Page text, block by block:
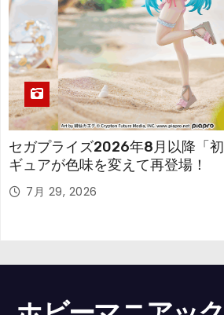
セガプライズ2026年8月以降「
ギュアが色味を変えて再登場！
7月 29, 2026